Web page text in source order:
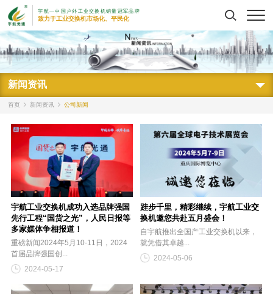
宇航—中国户外工业交换机销量冠军品牌
致力于工业交换机市场化、平民化
搜索
新闻资讯
首页 新闻资讯 公司新闻
宇航工业交换机成功入选品牌强国
先行工程“国货之光”，人民日报等
多家媒体争相报道！
重磅新闻2024年5月10-11日，2024
首届品牌强国创...
2024-05-17
跬步千里，精彩继续，宇航工业交
换机邀您共赴五月盛会！
自宇航推出全国产工业交换机以来，
就凭借其卓越...
2024-05-06